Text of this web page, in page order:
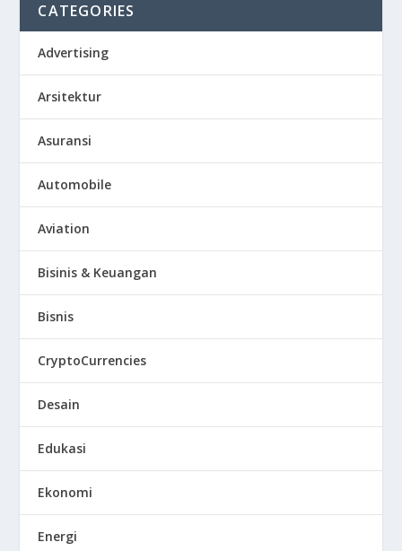
CATEGORIES
Advertising
Arsitektur
Asuransi
Automobile
Aviation
Bisinis & Keuangan
Bisnis
CryptoCurrencies
Desain
Edukasi
Ekonomi
Energi